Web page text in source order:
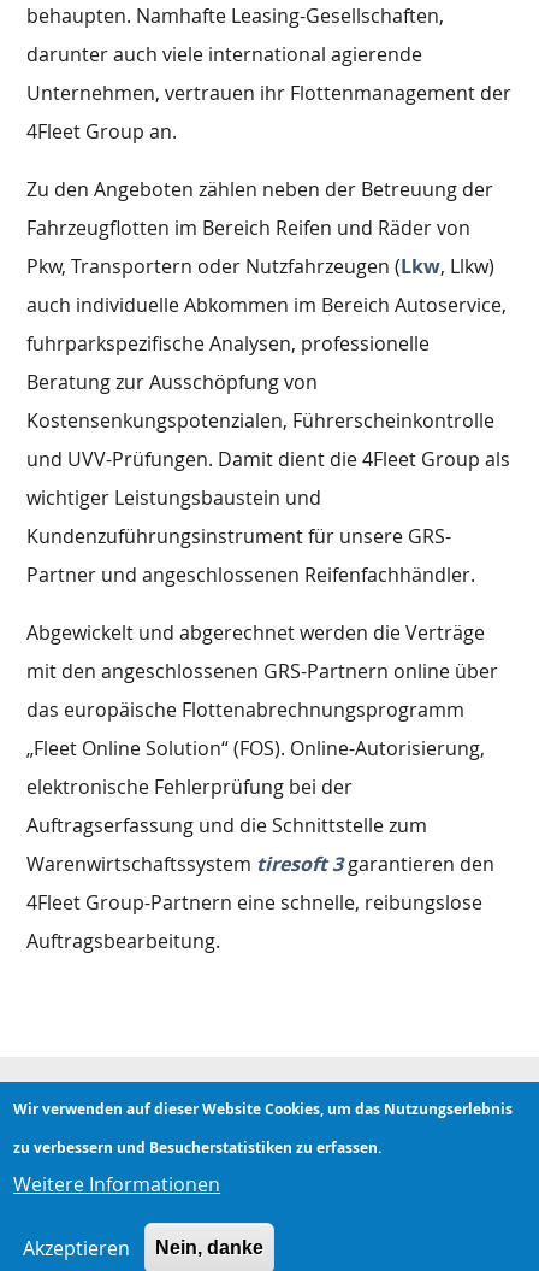
behaupten. Namhafte Leasing-Gesellschaften,
darunter auch viele international agierende
Unternehmen, vertrauen ihr Flottenmanagement der
4Fleet Group an.
Zu den Angeboten zählen neben der Betreuung der
Fahrzeugflotten im Bereich Reifen und Räder von
Pkw, Transportern oder Nutzfahrzeugen (Lkw, Llkw)
auch individuelle Abkommen im Bereich Autoservice,
fuhrparkspezifische Analysen, professionelle
Beratung zur Ausschöpfung von
Kostensenkungspotenzialen, Führerscheinkontrolle
und UVV-Prüfungen. Damit dient die 4Fleet Group als
wichtiger Leistungsbaustein und
Kundenzuführungsinstrument für unsere GRS-
Partner und angeschlossenen Reifenfachhändler.
Abgewickelt und abgerechnet werden die Verträge
mit den angeschlossenen GRS-Partnern online über
das europäische Flottenabrechnungsprogramm
„Fleet Online Solution“ (FOS). Online-Autorisierung,
elektronische Fehlerprüfung bei der
Auftragserfassung und die Schnittstelle zum
Warenwirtschaftssystem tiresoft 3 garantieren den
4Fleet Group-Partnern eine schnelle, reibungslose
Auftragsbearbeitung.
Hauptnavigation
Servicenavigation
Anmelden Impressum Datenschutz
Wir verwenden auf dieser Website Cookies, um das Nutzungserlebnis
zu verbessern und Besucherstatistiken zu erfassen.
Weitere Informationen
Akzeptieren Nein, danke